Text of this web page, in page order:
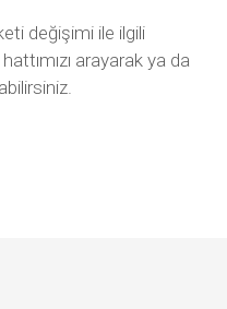
değişimi ile ilgili
arayarak ya da